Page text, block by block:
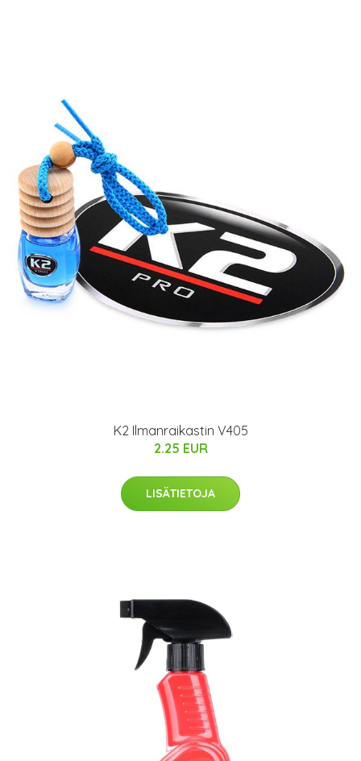
K2 Ilmanraikastin V405
2.25 EUR
LISÄTIETOJA